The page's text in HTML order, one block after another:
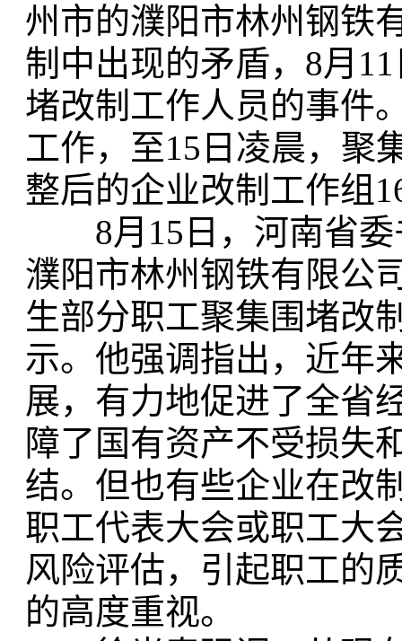
州市的濮阳市林州钢铁
制中出现的矛盾，8月
堵改制工作人员的事件
工作，至15日凌晨，聚
整后的企业改制工作组
8月15日，河南省委
濮阳市林州钢铁有限公
生部分职工聚集围堵改
示。他强调指出，近年
展，有力地促进了全省
障了国有资产不受损失
结。但也有些企业在改
职工代表大会或职工大
风险评估，引起职工的
的高度重视。